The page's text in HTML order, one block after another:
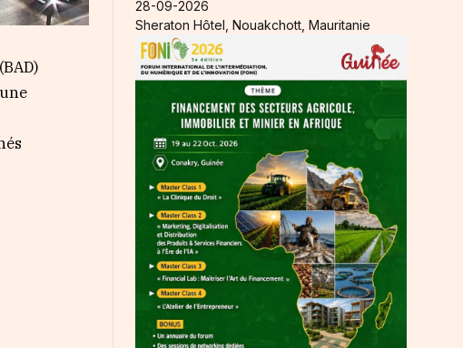
28-09-2026
Sheraton Hôtel, Nouakchott, Mauritanie